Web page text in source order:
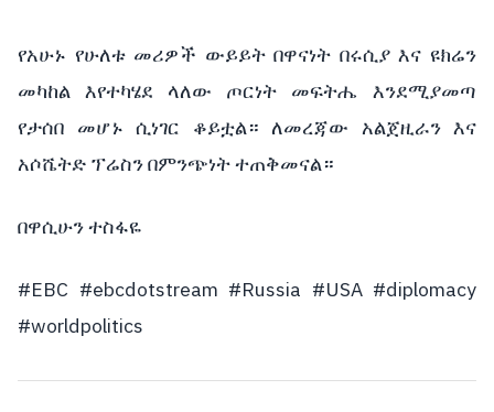
የአሁኑ የሁለቱ መሪዎች ውይይት በዋናነት በሩሲያ እና ዩክሬን
መካከል እየተካሄደ ላለው ጦርነት መፍትሔ እንደሚያመጣ
የታሰበ መሆኑ ሲነገር ቆይቷል። ለመረጃው አልጀዚራን እና
አሶሼትድ ፕሬስን በምንጭነት ተጠቅመናል።
በዋሲሁን ተስፋዬ
#EBC #ebcdotstream #Russia #USA #diplomacy
#worldpolitics